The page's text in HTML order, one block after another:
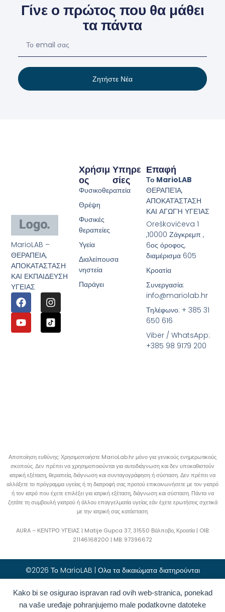
Kako bi se osigurao ispravan rad ovih web-stranica, ponekad
na vaše uređaje pohranjujemo male podatkovne datoteke
Γίνε ο πρώτος που θα μάθει
τα πάντα
Ζητήστε Νέα
MarioLAB –
ΘΕΡΑΠΕΙΑ,
ΑΠΟΚΑΤΑΣΤΑΣΗ
ΚΑΙ ΕΚΠΑΙΔΕΥΣΗ
ΥΓΕΙΑΣ
Υπηρε
Σίες
Χρήσιμ
Ος
Φυσικοθεραπεία
Θρέψη
Φυσικές
θεραπείες
Υγεία
Διαλείπουσα
νηστεία
Παράγει
Επαφή
Το MarioLAB
ΘΕΡΑΠΕΊΑ,
ΑΠΟΚΑΤΆΣΤΑΣΗ
ΚΑΙ ΑΓΩΓΉ ΥΓΕΊΑΣ
Oreškovićeva 1
,10000 Ζάγκρεμπ ,
6ος όροφος,
διαμέρισμα 605
Κροατία
Συνεργασία:
info@mariolab.hr
Τηλέφωνο: + 385 31
650 616
Viber / WhatsApp:
+385 98 9179 200
Αποποίηση ευθύνης: Χρησιμοποιήστε MarioLab.hr μόνο για γενικούς ενημερωτικούς
σκοπούς. Δεν πρέπει να χρησιμοποιούνται για αυτοδιάγνωση και δεν υποκαθιστούν
ιατρική εξέταση, θεραπεία, διάγνωση και συνταγογράφηση ή σύσταση. Δεν πρέπει να
αλλάξετε το πρόγραμμα υγείας ή τη διατροφή σας προτού επικοινωνήσετε με τον γιατρό
ή τον ιατρό που έχετε επιλέξει για ιατρική εξέταση, διάγνωση και σύσταση. Πάντα να
ζητάτε τη συμβουλή γιατρού ή άλλου επαγγελματία υγείας εάν έχετε ερωτήσεις σχετικά
με την ιατρική σας κατάσταση.
AURA – ΚΕΝΤΡΟ ΥΓΕΙΑΣ | Matije Gupca 37, 31550 Βάλποβο, Κροατία | OIB:
21146168200 | MB: 97396672
©2026 Το MarioLAB | Ολα τα δικαιώματα διατηρούνται
Hrvatski(Κροατικά ) English(Αγγλικά)
Deutsch( Γερμανικά) Polski(Πολωνικά)